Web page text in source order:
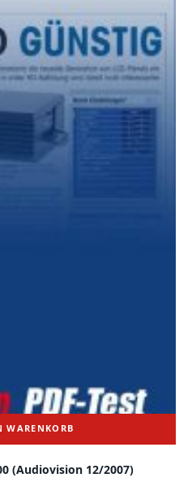
WARENKORB
(audiovision 12/2007)